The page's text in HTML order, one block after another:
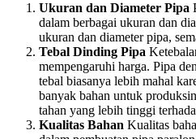
Ukuran dan Diameter Pipa
dalam berbagai ukuran dan
ukuran dan diameter pipa,
Tebal Dinding Pipa
mempengaruhi harga. Pipa
tebal biasanya lebih mahal
banyak bahan untuk
tahan yang lebih tinggi
Kualitas Bahan Kualitas